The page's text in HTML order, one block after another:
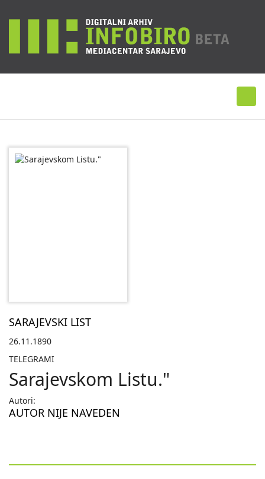
SARAJEVSKI LIST
26.11.1890
TELEGRAMI
Sarajevskom Listu."
Autori:
AUTOR NIJE NAVEDEN